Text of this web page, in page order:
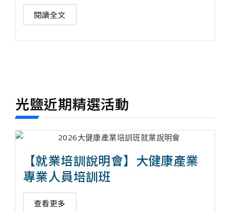
閱讀全文
光鹽近期精選活動
【就業培訓說明會】大健康產業
專業人員培訓班
查看更多